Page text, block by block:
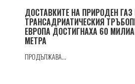
ДОСТАВКИТЕ НА ПРИРОДЕН ГАЗ
ТРАНСАДРИАТИЧЕСКИЯ
ЕВРОПА ДОСТИГНАХА 60
МЕТРА
ПРОДЪЛЖАВА...